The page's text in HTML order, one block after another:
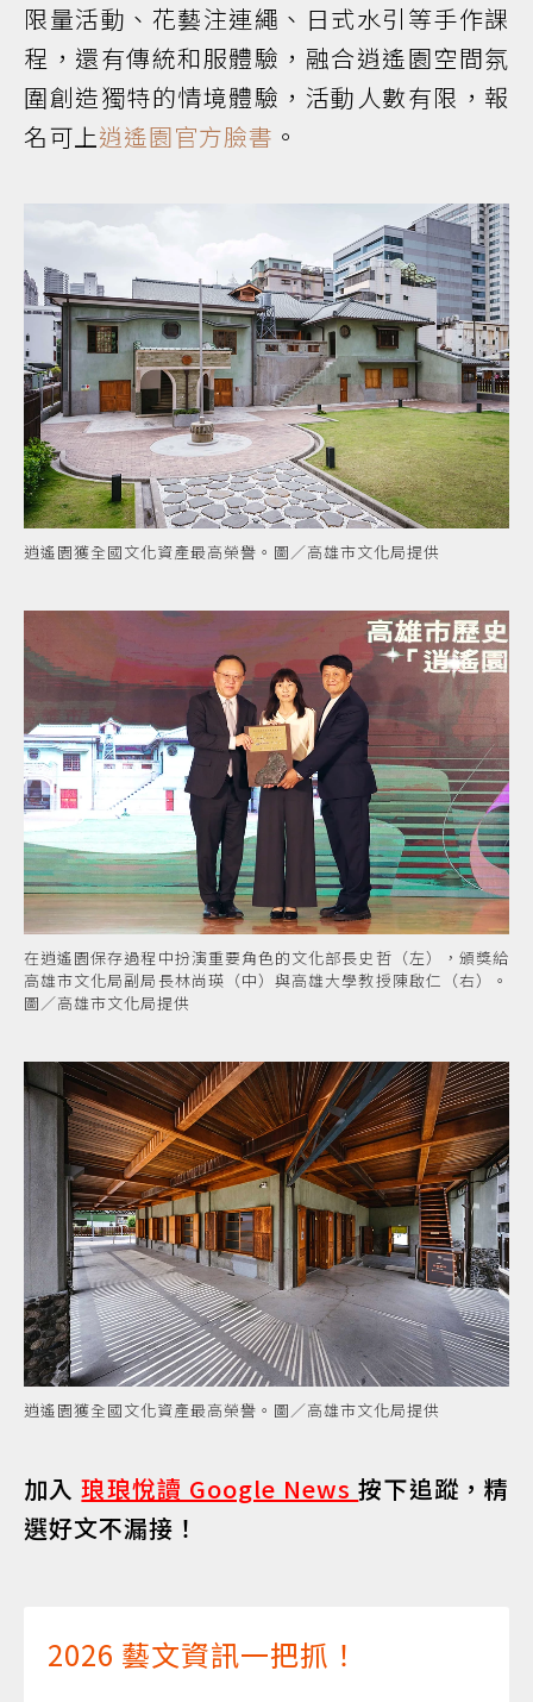
限量活動、花藝注連繩、日式水引等手作課
程，還有傳統和服體驗，融合逍遙園空間氛
圍創造獨特的情境體驗，活動人數有限，報
名可上逍遙園官方臉書 。
逍遙園獲全國文化資產最高榮譽。圖／高雄市文化局提供
在逍遙園保存過程中扮演重要角色的文化部長史哲（左），頒獎給
高雄市文化局副局長林尚瑛（中）與高雄大學教授陳啟仁（右）。
圖／高雄市文化局提供
逍遙園獲全國文化資產最高榮譽。圖／高雄市文化局提供
加入琅琅悅讀 Google News按下追蹤，精
選好文不漏接！
2026 藝文資訊一把抓！